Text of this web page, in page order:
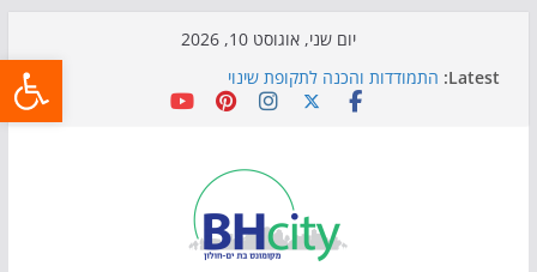
יום שני, אוגוסט 10, 2026
Latest: התמודדות והכנה לתקופת שינוי
אי ההרפתקאות ממשיך לכבוש את הגינות: מאות משפחות
כדורגל באווירה מיוחדת: הקרנת גמר המונדיאל בטרמינל
הקיץ של בני הנוער בבת־ים: חוף הריביירה הופך למרחב
בטוח בשעות הערב